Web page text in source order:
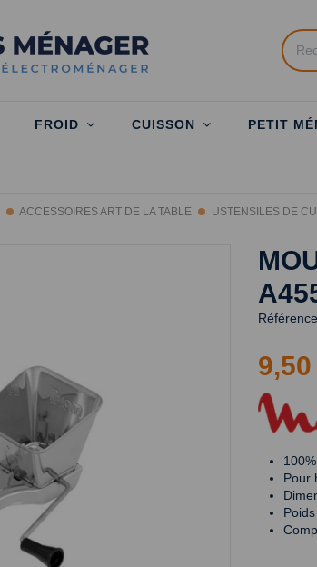
FROID CUISSON PETIT
ACCESSOIRES ART DE LA TABLE USTENSILES DE
9,50
Pour